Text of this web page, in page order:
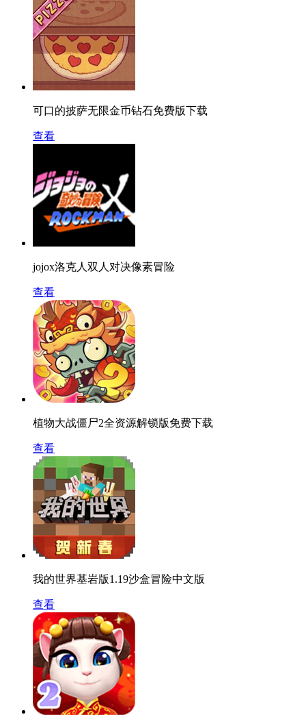
可口的披萨无限金币钻石免费版下载
查看
jojox洛克人双人对决像素冒险
查看
植物大战僵尸2全资源解锁版免费下载
查看
我的世界基岩版1.19沙盒冒险中文版
查看